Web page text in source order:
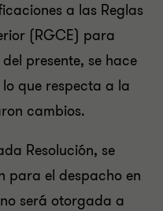
a las Reglas
(RGCE) para
presente, se hace
que respecta a la
cambios.
Resolución, se
para el despacho en
será otorgada a